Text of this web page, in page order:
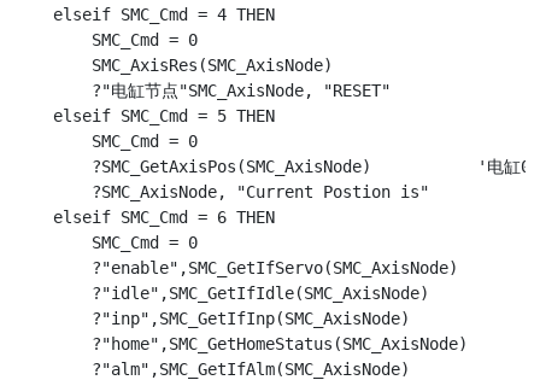
elseif SMC_Cmd = 4 THEN
SMC_Cmd = 0
SMC_AxisRes(SMC_AxisNode)			'电缸0 复位
?"电缸节点"SMC_AxisNode, "RESET"
elseif SMC_Cmd = 5 THEN
SMC_Cmd = 0
?SMC_GetAxisPos(SMC_AxisNode)		'电缸0 读取位置
?SMC_AxisNode, "Current Postion is"
elseif SMC_Cmd = 6 THEN
SMC_Cmd = 0
?"enable",SMC_GetIfServo(SMC_AxisNode)				'电缸0 是否使能
?"idle",SMC_GetIfIdle(SMC_AxisNode)					'电缸0 是否静止
?"inp",SMC_GetIfInp(SMC_AxisNode)					'电缸0 是否到位
?"home",SMC_GetHomeStatus(SMC_AxisNode)			'电缸0 是否回零
?"alm",SMC_GetIfAlm(SMC_AxisNode)					'电缸0 是否报警